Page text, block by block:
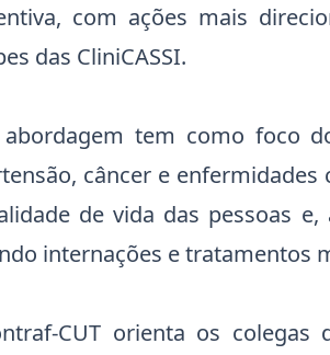
com ações mais
das CliniCASSI.
abordagem tem como foco
câncer e
de vida das pessoas
internações e tratamentos
CUT orienta os